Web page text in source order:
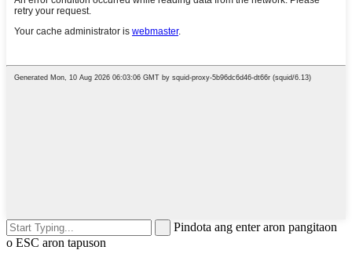
Pindota ang enter aron pangitaon
o ESC aron tapuson